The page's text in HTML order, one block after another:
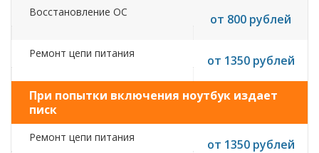
Восстановление ОС от 800 рублей
Ремонт цепи питания от 1350 рублей
При попытки включения ноутбук издает
писк
Ремонт цепи питания от 1350 рублей